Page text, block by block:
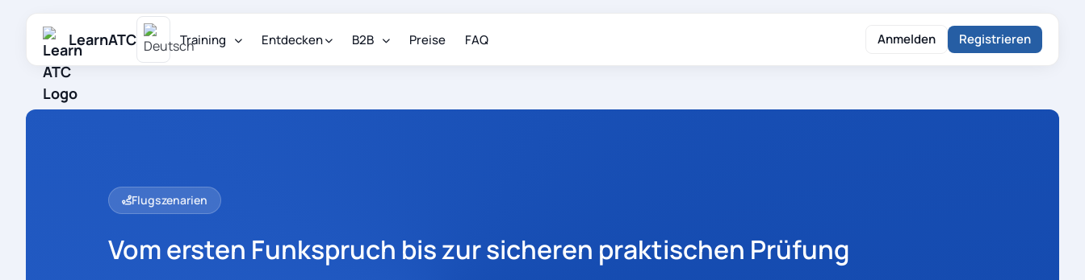
LearnATC Training Entdecken B2B Preise FAQ Anmelden Registrieren
Flugszenarien
Vom ersten Funkspruch bis zur sicheren praktischen Prüfung